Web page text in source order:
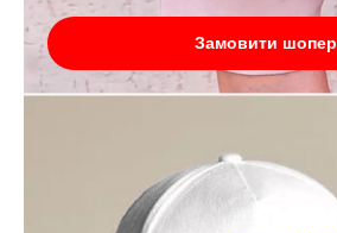
Замовити шопер